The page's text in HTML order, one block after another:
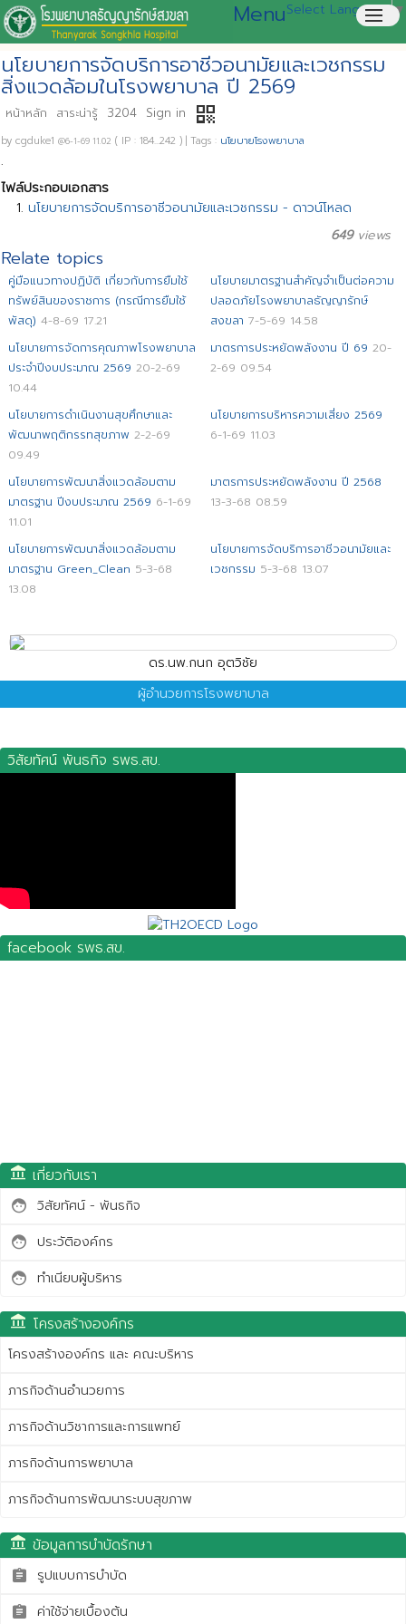
menu
MenuSelect Language▼
นโยบายการจัดบริการอาชีวอนามัยและเวชกรรม
สิ่งแวดล้อมในโรงพยาบาล ปี 2569
หน้าหลัก สาระน่ารู้ 3204 Sign in qr_code
by cgduke1 @6-1-69 11.02 ( IP : 184...242 ) | Tags : นโยบายโรงพยาบาล
.
ไฟล์ประกอบเอกสาร
นโยบายการจัดบริการอาชีวอนามัยและเวชกรรม - ดาวน์โหลด
649views
Relate topics
คู่มือแนวทางปฏิบัติ เกี่ยวกับการยืมใช้
ทรัพย์สินของราชการ (กรณีการยืมใช้
พัสดุ) 4-8-69 17.21
นโยบายมาตรฐานสำคัญจำเป็นต่อความ
ปลอดภัยโรงพยาบาลธัญญารักษ์
สงขลา 7-5-69 14.58
นโยบายการจัดการคุณภาพโรงพยาบาล
ประจำปีงบประมาณ 2569 20-2-69
10.44
มาตรการประหยัดพลังงาน ปี 69 20-
2-69 09.54
นโยบายการดำเนินงานสุขศึกษาและ
พัฒนาพฤติกรรทสุขภาพ 2-2-69
09.49
นโยบายการบริหารความเสี่ยง 2569
6-1-69 11.03
นโยบายการพัฒนาสิ่งแวดล้อมตาม
มาตรฐาน ปีงบประมาณ 2569 6-1-69
11.01
มาตรการประหยัดพลังงาน ปี 2568
13-3-68 08.59
นโยบายการพัฒนาสิ่งแวดล้อมตาม
มาตรฐาน Green_Clean 5-3-68
13.08
นโยบายการจัดบริการอาชีวอนามัยและ
เวชกรรม 5-3-68 13.07
ดร.นพ.กนก อุตวิชัย
ผู้อำนวยการโรงพยาบาล
วิสัยทัศน์ พันธกิจ รพธ.สข.
facebook รพธ.สข.
account_balance เกี่ยวกับเรา
face วิสัยทัศน์ - พันธกิจ
face ประวัติองค์กร
face ทำเนียบผู้บริหาร
account_balance โครงสร้างองค์กร
โครงสร้างองค์กร และ คณะบริหาร
ภารกิจด้านอำนวยการ
ภารกิจด้านวิชาการและการแพทย์
ภารกิจด้านการพยาบาล
ภารกิจด้านการพัฒนาระบบสุขภาพ
account_balance ข้อมูลการบำบัดรักษา
assignment รูปแบบการบำบัด
assignment ค่าใช้จ่ายเบื้องต้น